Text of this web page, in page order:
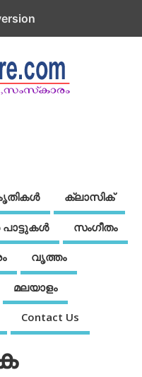
ക്ലാസിക്
സംഗീതം
വൃത്തം
മലയാളം
Contact Us